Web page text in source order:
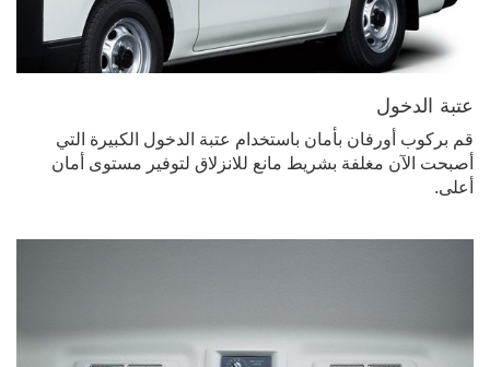
عتبة الدخول
قم بركوب أورفان بأمان باستخدام عتبة الدخول الكبيرة التي
أصبحت الآن مغلفة بشريط مانع للانزلاق لتوفير مستوى أمان
أعلى.